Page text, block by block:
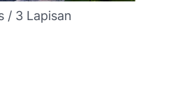
/ 3 Lapisan